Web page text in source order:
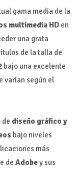
gama media de la
multimedia HD en
una grata
de la talla de
bajo una excelente
varían según el
diseño gráfico y
bajo niveles
más
de Adobey sus